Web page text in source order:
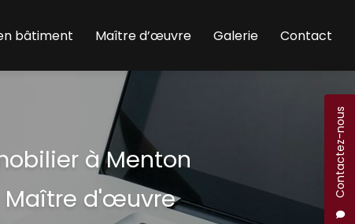
Contactez-nous
bâtiment Maître d’œuvre Galerie Contact
à Menton
Maître d'œuvre